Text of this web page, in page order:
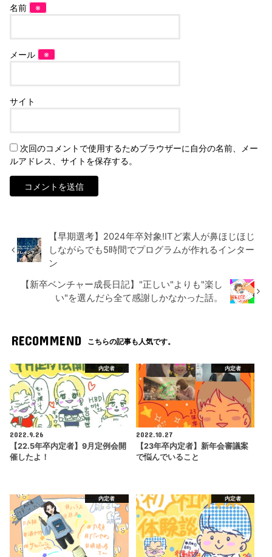
名前 ※
メール ※
サイト
次回のコメントで使用するためブラウザーに自分の名前、メー
ルアドレス、サイトを保存する。
【早期選考】2024年卒対象!ITど素人が鼻ほじほじ
しながらでも5時間でプログラムが作れるインター
ン
【新卒ベンチャー成長日記】"正しい"よりも"楽し
い"を選んだら全て感謝しかなかった話。
RECOMMEND こちらの記事も人気です。
内定者
2022.9.26
【22.5年卒内定者】9月定例会開
催したよ！
内定者
2022.10.27
【23年卒内定者】新年会審議案
で悩んでいること
内定者 内定者